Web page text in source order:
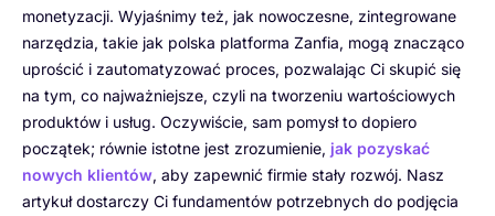
monetyzacji. Wyjaśnimy też, jak nowoczesne, zintegrowane
narzędzia, takie jak polska platforma Zanfia, mogą znacząco
uprościć i zautomatyzować proces, pozwalając Ci skupić się
na tym, co najważniejsze, czyli na tworzeniu wartościowych
produktów i usług. Oczywiście, sam pomysł to dopiero
początek; równie istotne jest zrozumienie, jak pozyskać
nowych klientów, aby zapewnić firmie stały rozwój. Nasz
artykuł dostarczy Ci fundamentów potrzebnych do podjęcia